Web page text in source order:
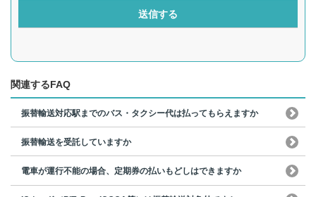
送信する
関連するFAQ
振替輸送対応駅までのバス・タクシー代は払ってもらえますか
振替輸送を受託していますか
電車が運行不能の場合、定期券の払いもどしはできますか